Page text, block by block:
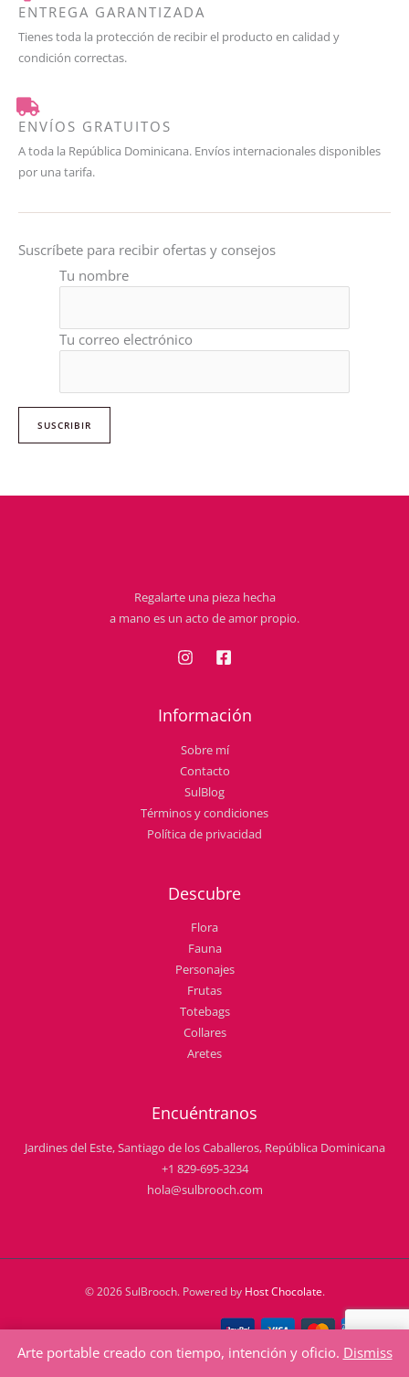
Arte portable creado con tiempo, intención y oficio. Dismiss
ENTREGA GARANTIZADA
Tienes toda la protección de recibir el producto en calidad y
condición correctas.
ENVÍOS GRATUITOS
A toda la República Dominicana. Envíos internacionales disponibles
por una tarifa.
Suscríbete para recibir ofertas y consejos
Tu nombre
Tu correo electrónico
Regalarte una pieza hecha
a mano es un acto de amor propio.
Información
Sobre mí
Contacto
SulBlog
Términos y condiciones
Política de privacidad
Descubre
Flora
Fauna
Personajes
Frutas
Totebags
Collares
Aretes
Encuéntranos
Jardines del Este, Santiago de los Caballeros, República Dominicana
+1 829-695-3234
hola@sulbrooch.com
© 2026 SulBrooch. Powered by Host Chocolate.